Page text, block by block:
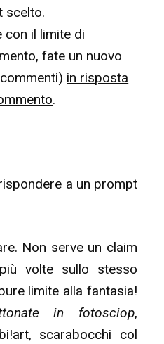
scelto.
con il limite di
fate un nuovo
in risposta
.
a un prompt
Non serve un claim
volte sullo stesso
limite alla fantasia!
in fotosciop,
scarabocchi col